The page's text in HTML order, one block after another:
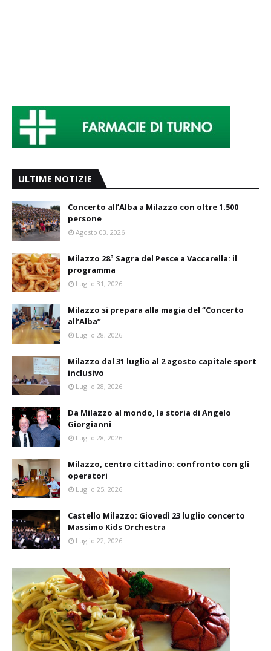
ULTIME NOTIZIE
Concerto all’Alba a Milazzo con oltre 1.500
persone
Agosto 03, 2026
Milazzo 28ª Sagra del Pesce a Vaccarella: il
programma
Luglio 31, 2026
Milazzo si prepara alla magia del “Concerto
all’Alba”
Luglio 28, 2026
Milazzo dal 31 luglio al 2 agosto capitale sport
inclusivo
Luglio 28, 2026
Da Milazzo al mondo, la storia di Angelo
Giorgianni
Luglio 28, 2026
Milazzo, centro cittadino: confronto con gli
operatori
Luglio 25, 2026
Castello Milazzo: Giovedì 23 luglio concerto
Massimo Kids Orchestra
Luglio 22, 2026